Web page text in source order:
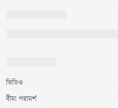
ভিডিও
বীমা পরামর্শ